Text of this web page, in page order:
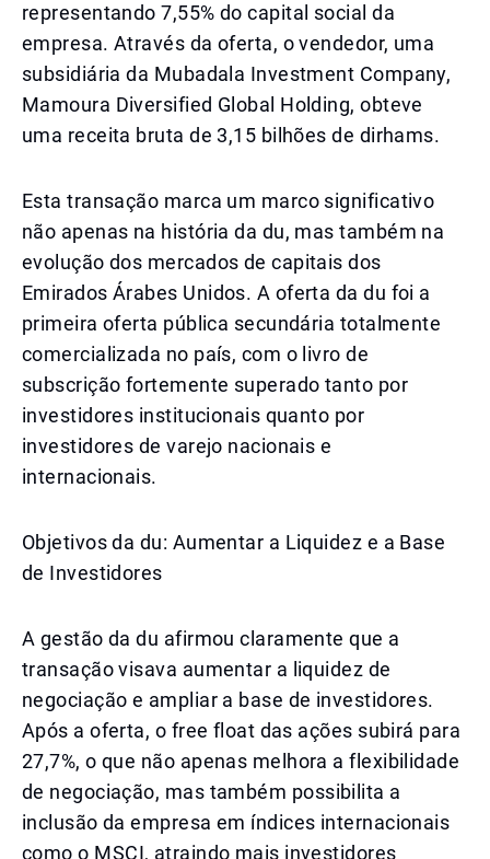
representando 7,55% do capital social da
empresa. Através da oferta, o vendedor, uma
subsidiária da Mubadala Investment Company,
Mamoura Diversified Global Holding, obteve
uma receita bruta de 3,15 bilhões de dirhams.
Esta transação marca um marco significativo
não apenas na história da du, mas também na
evolução dos mercados de capitais dos
Emirados Árabes Unidos. A oferta da du foi a
primeira oferta pública secundária totalmente
comercializada no país, com o livro de
subscrição fortemente superado tanto por
investidores institucionais quanto por
investidores de varejo nacionais e
internacionais.
Objetivos da du: Aumentar a Liquidez e a Base
de Investidores
A gestão da du afirmou claramente que a
transação visava aumentar a liquidez de
negociação e ampliar a base de investidores.
Após a oferta, o free float das ações subirá para
27,7%, o que não apenas melhora a flexibilidade
de negociação, mas também possibilita a
inclusão da empresa em índices internacionais
como o MSCI, atraindo mais investidores